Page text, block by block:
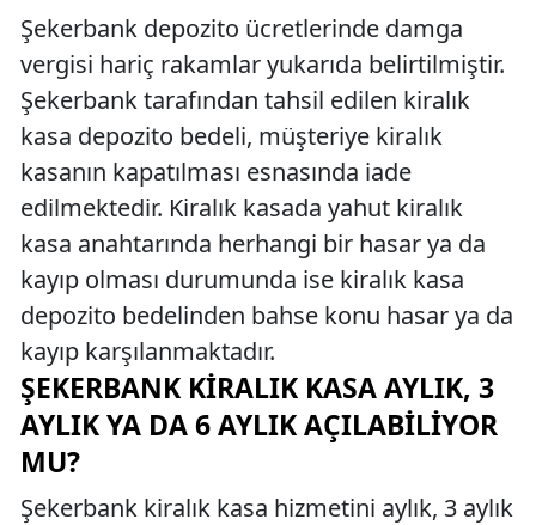
Şekerbank depozito ücretlerinde damga
vergisi hariç rakamlar yukarıda belirtilmiştir.
Şekerbank tarafından tahsil edilen kiralık
kasa depozito bedeli, müşteriye kiralık
kasanın kapatılması esnasında iade
edilmektedir. Kiralık kasada yahut kiralık
kasa anahtarında herhangi bir hasar ya da
kayıp olması durumunda ise kiralık kasa
depozito bedelinden bahse konu hasar ya da
kayıp karşılanmaktadır.
ŞEKERBANK KIRALIK KASA AYLIK, 3
AYLIK YA DA 6 AYLIK AÇILABILIYOR
MU?
Şekerbank kiralık kasa hizmetini aylık, 3 aylık